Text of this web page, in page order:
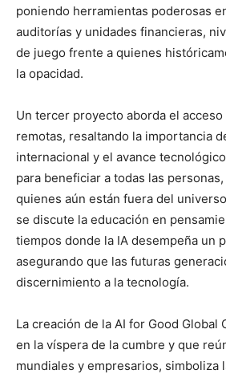
poniendo herramientas poderosas
auditorías y unidades financieras,
de juego frente a quienes
la opacidad.
Un tercer proyecto aborda el
remotas, resaltando la importancia
internacional y el avance
para beneficiar a todas las
quienes aún están fuera del
se discute la educación en
tiempos donde la IA desempeña un
asegurando que las futuras
discernimiento a la tecnología.
La creación de la AI for Good Global
en la víspera de la cumbre y que
mundiales y empresarios, simboliza